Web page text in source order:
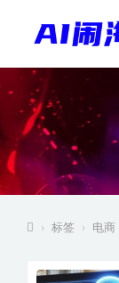
› 标签 › 电商